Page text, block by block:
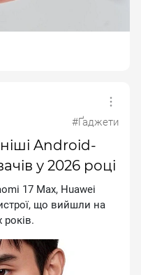
#Ґаджети
Android-
у 2026 році
17 Мах, Нuаwеі
що вийшли на
років.